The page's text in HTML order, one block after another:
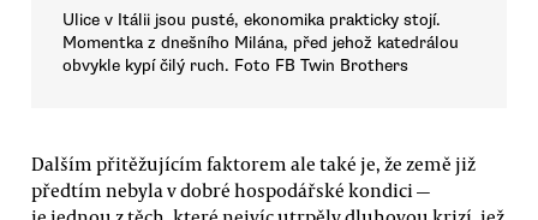
Ulice v Itálii jsou pusté, ekonomika prakticky stojí.
Momentka z dnešního Milána, před jehož katedrálou
obvykle kypí čilý ruch. Foto FB Twin Brothers
Dalším přitěžujícím faktorem ale také je, že země již
předtím nebyla v dobré hospodářské kondici —